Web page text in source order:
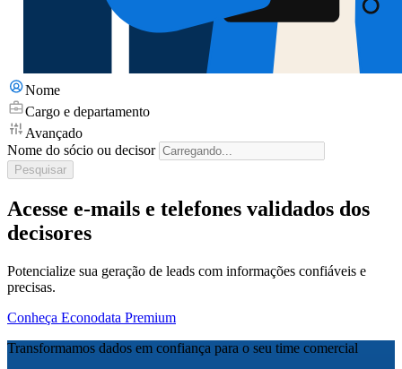
Nome
Cargo e departamento
Avançado
Nome do sócio ou decisor
Pesquisar
Acesse e-mails e telefones validados dos
decisores
Potencialize sua geração de leads com informações confiáveis e
precisas.
Conheça Econodata Premium
Transformamos dados em confiança para o seu time comercial